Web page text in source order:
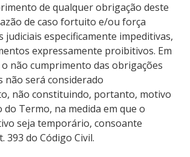
de qualquer obrigação deste
de caso fortuito e/ou força
judiciais especificamente impeditivas,
expressamente proibitivos. Em
não cumprimento das obrigações
não será considerado
não constituindo, portanto, motivo
do Termo, na medida em que o
seja temporário, consoante
393 do Código Civil.